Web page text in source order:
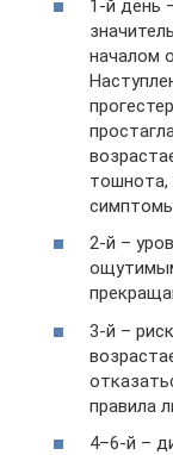
1-й день
началом
тошнота,
2-й –
3-й –
правила
4–6-й –